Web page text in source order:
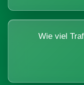
Wie viel